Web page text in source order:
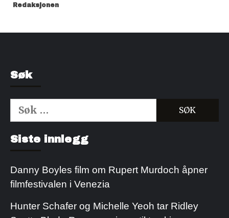
Redaksjonen
Søk
Søk
etter:
Siste innlegg
Danny Boyles film om Rupert Murdoch åpner
filmfestivalen i Venezia
Hunter Schafer og Michelle Yeoh tar Ridley